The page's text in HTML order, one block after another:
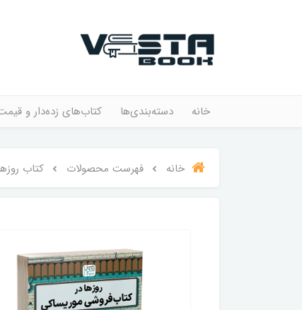
خانه دسته‌بندی‌ها کتاب‌های زده‌دار و
خانه فهرست محصولات کتاب